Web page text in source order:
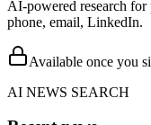
AI-powered research
phone, email, LinkedIn.
Available once you
AI NEWS SEARCH